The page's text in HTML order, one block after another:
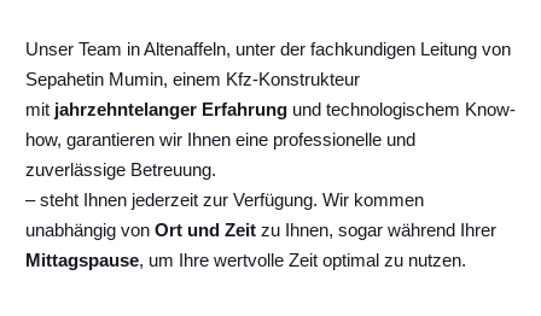
Unser Team in Altenaffeln, unter der fachkundigen Leitung von
Sepahetin Mumin, einem Kfz-Konstrukteur
mit jahrzehntelanger Erfahrung und technologischem Know-
how, garantieren wir Ihnen eine professionelle und
zuverlässige Betreuung.
– steht Ihnen jederzeit zur Verfügung. Wir kommen
unabhängig von Ort und Zeit zu Ihnen, sogar während Ihrer
Mittagspause, um Ihre wertvolle Zeit optimal zu nutzen.